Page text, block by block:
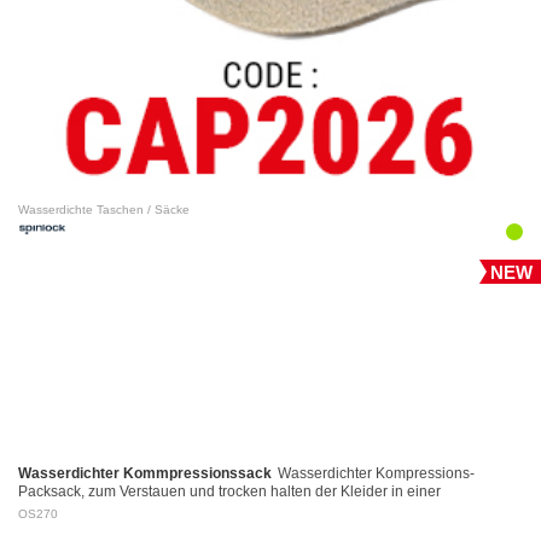
Wasserdichte Taschen / Säcke
NEW
Wasserdichter Kommpressionssack Wasserdichter Kompressions-
Packsack, zum Verstauen und trocken halten der Kleider in einer
Reisetasche. Leicht und universell einsetzbar mi…
OS270